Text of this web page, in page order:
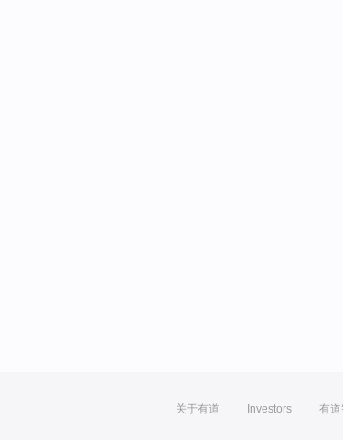
关于有道 Investors 有